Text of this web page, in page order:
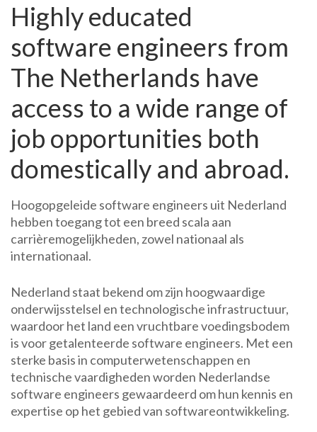
Highly educated
software engineers from
The Netherlands have
access to a wide range of
job opportunities both
domestically and abroad.
Hoogopgeleide software engineers uit Nederland
hebben toegang tot een breed scala aan
carrièremogelijkheden, zowel nationaal als
internationaal.
Nederland staat bekend om zijn hoogwaardige
onderwijsstelsel en technologische infrastructuur,
waardoor het land een vruchtbare voedingsbodem
is voor getalenteerde software engineers. Met een
sterke basis in computerwetenschappen en
technische vaardigheden worden Nederlandse
software engineers gewaardeerd om hun kennis en
expertise op het gebied van softwareontwikkeling.